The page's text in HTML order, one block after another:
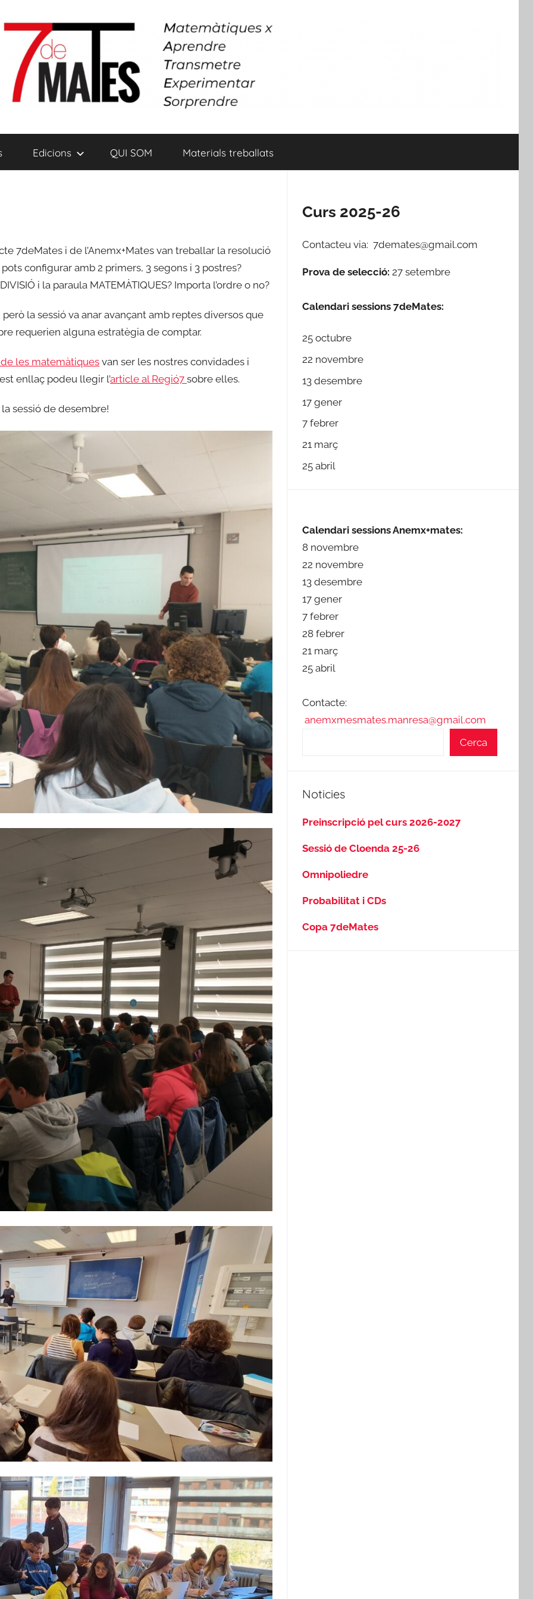
Edicions QUI SOM Materials treballats
7deMates i de l’Anemx+Mates van treballar la resolució
configurar amb 2 primers, 3 segons i 3 postres?
i la paraula MATEMÀTIQUES? Importa l’ordre o no?
la sessió va anar avançant amb reptes diversos que
requerien alguna estratègia de comptar.
les matemàtiques van ser les nostres convidades i
enllaç podeu llegir l’article al Regió7 sobre elles.
sessió de desembre!
Curs 2025-26
Contacteu via: 7demates@gmail.com
Prova de selecció: 27 setembre
Calendari sessions 7deMates:
25 octubre
22 novembre
13 desembre
17 gener
7 febrer
21 març
25 abril
Calendari sessions Anemx+mates:
8 novembre
22 novembre
13 desembre
17 gener
7 febrer
28 febrer
21 març
25 abril
Contacte:
anemxmesmates.manresa@gmail.com
Cerca
Noticies
Preinscripció pel curs 2026-2027
Sessió de Cloenda 25-26
Omnipoliedre
Probabilitat i CDs
Copa 7deMates